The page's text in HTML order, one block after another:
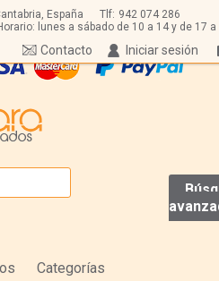
España Tlf: 942 074 286
lunes a sábado de 10 a 14 y de 17 a
Iniciar sesión
Contacto
Categorías